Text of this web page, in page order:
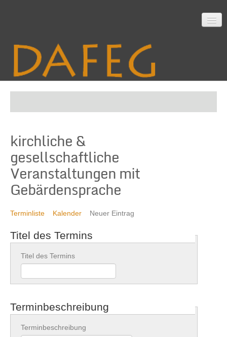
Mitarbeit
Material
Kontakt
kirchliche &
gesellschaftliche
Veranstaltungen mit
Gebärdensprache
Terminliste Kalender Neuer Eintrag
Titel des Termins
Titel des Termins
Terminbeschreibung
Terminbeschreibung